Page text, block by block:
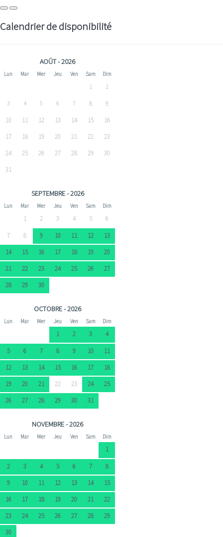
Calendrier de disponibilité
AOÛT - 2026
Lun Mar Mer Jeu Ven Sam Dim
1
2
3
4 5 6 7 8
9
10
11 12 13 14 15
16
17
18 19 20 21 22
23
24
25 26 27 28 29
30
31
SEPTEMBRE - 2026
Lun Mar Mer Jeu Ven Sam Dim
1 2 3 4 5
6
7
8 9 10 11 12
13
14
15 16 17 18 19
20
21
22 23 24 25 26
27
28
29 30
OCTOBRE - 2026
Lun Mar Mer Jeu Ven Sam Dim
1 2 3
4
5
6 7 8 9 10
11
12
13 14 15 16 17
18
19
20 21 22 23 24
25
26
27 28 29 30 31
NOVEMBRE - 2026
Lun Mar Mer Jeu Ven Sam Dim
1
2
3 4 5 6 7
8
9
10 11 12 13 14
15
16
17 18 19 20 21
22
23
24 25 26 27 28
29
30